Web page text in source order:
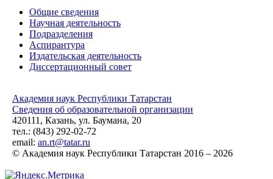
Общие сведения
Научная деятельность
Подразделения
Аспирантура
Издательская деятельность
Диссертационный совет
Академия наук Республики Татарстан
Сведения об образовательной организации
420111, Казань, ул. Баумана, 20
тел.: (843) 292-02-72
email: an.rt@tatar.ru
© Академия наук Республики Татарстан 2016 – 2026